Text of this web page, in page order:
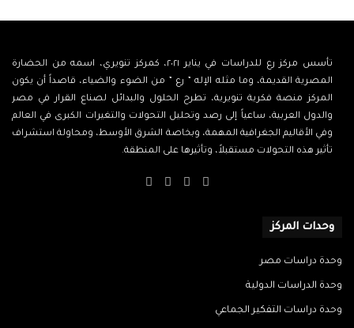
تأسس مركز رع للدراسات في يناير ٢٠٢١، كمركز تنويري، اسمه من الحضارة
المصرية القديمة، وما مثله الإله ” رع ” من الضوء والضياء، قاصداً أن يكون
المركز منصة فكرية تنويرية، تطرح الحلول والبدائل لصناع القرار في مصر
والدول العربية، ساعياً إلى رصد وتحليل التحولات والتغيرات الكبرى في العالم
وفي الأقاليم الجغرافية المهمة، وبخاصة الشرق الأوسط، ومحاولة استشراف
تأثير هذه التحولات مستقبلاً، وتأثيرها على المنطقة.
فيسبوك
‫X
‫YouTube
وحدات المركز
وحدة دراسات مصر
وحدة الدراسات الدولية
وحدة دراسات التفكير الجماعي